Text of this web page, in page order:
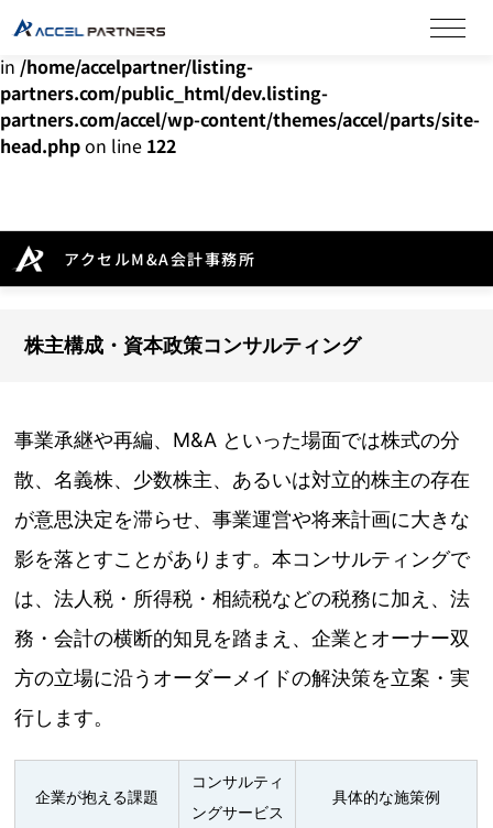
Warning: Undefined array key "HTTP_ACCEPT_LANGUAGE"
in /home/accelpartner/listing-
partners.com/public_html/dev.listing-
partners.com/accel/wp-content/themes/accel/parts/site-
head.phpon line 122
アクセルM&A会計事務所
株主構成・資本政策コンサルティング
事業承継や再編、M&A といった場面では株式の分
散、名義株、少数株主、あるいは対立的株主の存在
が意思決定を滞らせ、事業運営や将来計画に大きな
影を落とすことがあります。本コンサルティングで
は、法人税・所得税・相続税などの税務に加え、法
務・会計の横断的知見を踏まえ、企業とオーナー双
方の立場に沿うオーダーメイドの解決策を立案・実
行します。
企業が抱える課題
コンサルティ
ングサービス
具体的な施策例